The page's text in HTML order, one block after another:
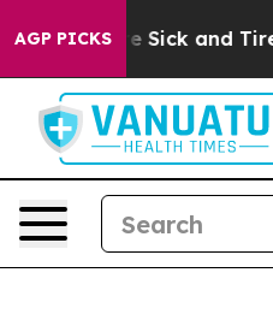
AGP PICKS
Are Sick and Tired of